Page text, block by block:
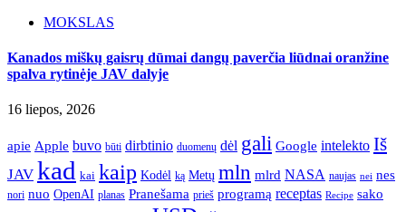
MOKSLAS
Kanados miškų gaisrų dūmai dangų paverčia liūdnai oranžine
spalva rytinėje JAV dalyje
16 liepos, 2026
apie Apple buvo būti dirbtinio duomenų dėl gali Google intelekto Iš
JAV kad kai kaip Kodėl ką Metų mln mlrd NASA naujas nei nes
nori nuo OpenAI planas Pranešama prieš programą receptas Recipe sako